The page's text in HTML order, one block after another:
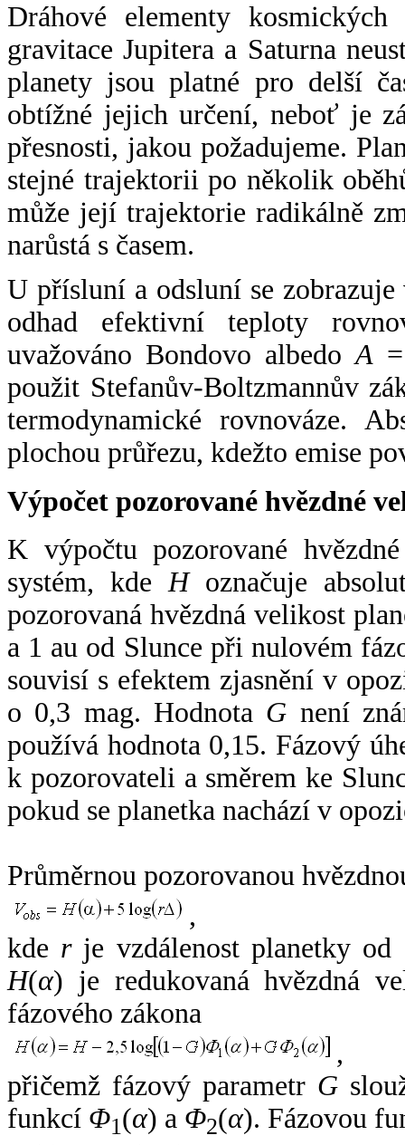
Dráhové elementy
gravitace Jupitera a Saturna
planety jsou platné pro delší
obtížné jejich určení, neboť je
přesnosti, jakou požadujeme.
stejné trajektorii po několik
může její trajektorie radikálně
narůstá s časem.
U přísluní a odsluní se
odhad efektivní teploty
uvažováno Bondovo albedoA
použit Stefanův-Boltzmannův
termodynamické rovnováze.
plochou průřezu, kdežto emise
Výpočet pozorované hvězdné
K výpočtu pozorované
systém, kde Hoznačuje
pozorovaná hvězdná velikost
a 1 au od Slunce při nulovém
souvisí s efektem zjasnění v
o 0,3 mag. Hodnota G není
používá hodnota 0,15. Fázový
k pozorovateli a směrem ke
pokud se planetka nachází v
Průměrnou pozorovanou
,
kde rje vzdálenost planetky od
H(α) je redukovaná hvězdná
fázového zákona
,
přičemž fázový parametr G
funkcí Φ1(α) a Φ2(α). Fázovou